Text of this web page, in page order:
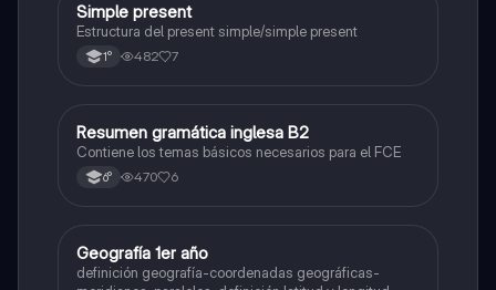
Inglés
Simple present
Estructura del present simple/simple present
1° 482 7
Inglés
Resumen gramática inglesa B2
Contiene los temas básicos necesarios para el FCE
6° 470 6
Geografía
Geografía 1er año
definición geografía-coordenadas geográficas-